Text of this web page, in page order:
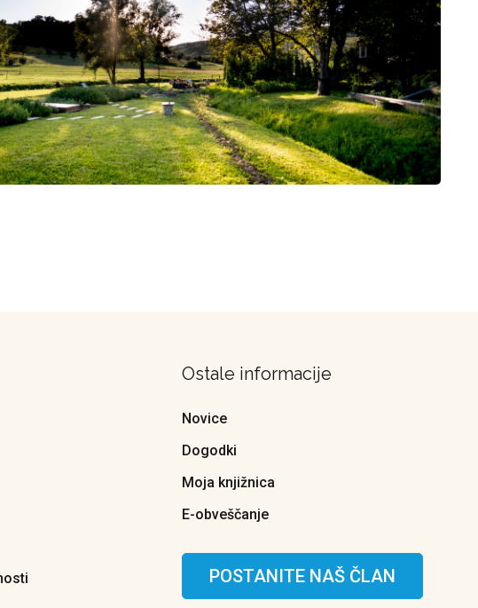
Ostale informacije
Novice
Dogodki
Moja knjižnica
E-obveščanje
POSTANITE NAŠ ČLAN